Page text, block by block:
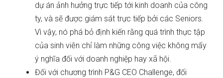
dự án ảnh hưởng trực tiếp tới kinh doanh của công
ty, và sẽ được giám sát trực tiếp bởi các Seniors.
Vì vậy, nó phá bỏ định kiến rằng quá trình thực tập
của sinh viên chỉ làm những công việc không mấy
ý nghĩa đối với doanh nghiệp hay xã hội.
Đối với chương trình P&G CEO Challenge, đối